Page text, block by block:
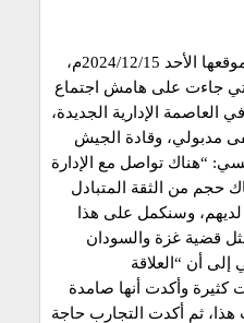
نقلت قناة BBC العربية على موقعها الأحد 2024/12/15م،
جاءت على هامش اجتماع
العاصمة الإدارية الجديدة،
مدبولي، وقادة الجيش
“هناك تواصل مع الإدارة
حجم من الثقة المتبادل
لديهم، وسنكمل على هذا
مثل قضية غزة والسودان
أن “العلاقة
كثيرة وأكدت أنها صامدة
هذا، ثم أكدت التجارب حاجة